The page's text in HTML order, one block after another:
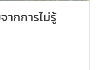
ากการไม่รู้